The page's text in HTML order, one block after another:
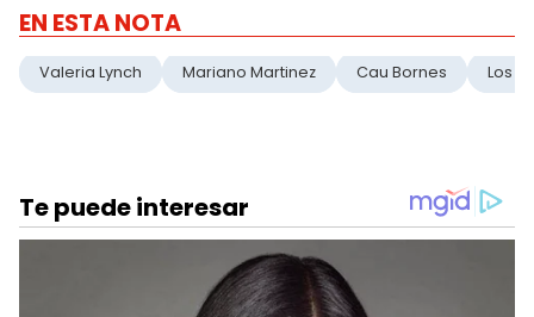
EN ESTA NOTA
Valeria Lynch Mariano Martinez Cau Bornes Los